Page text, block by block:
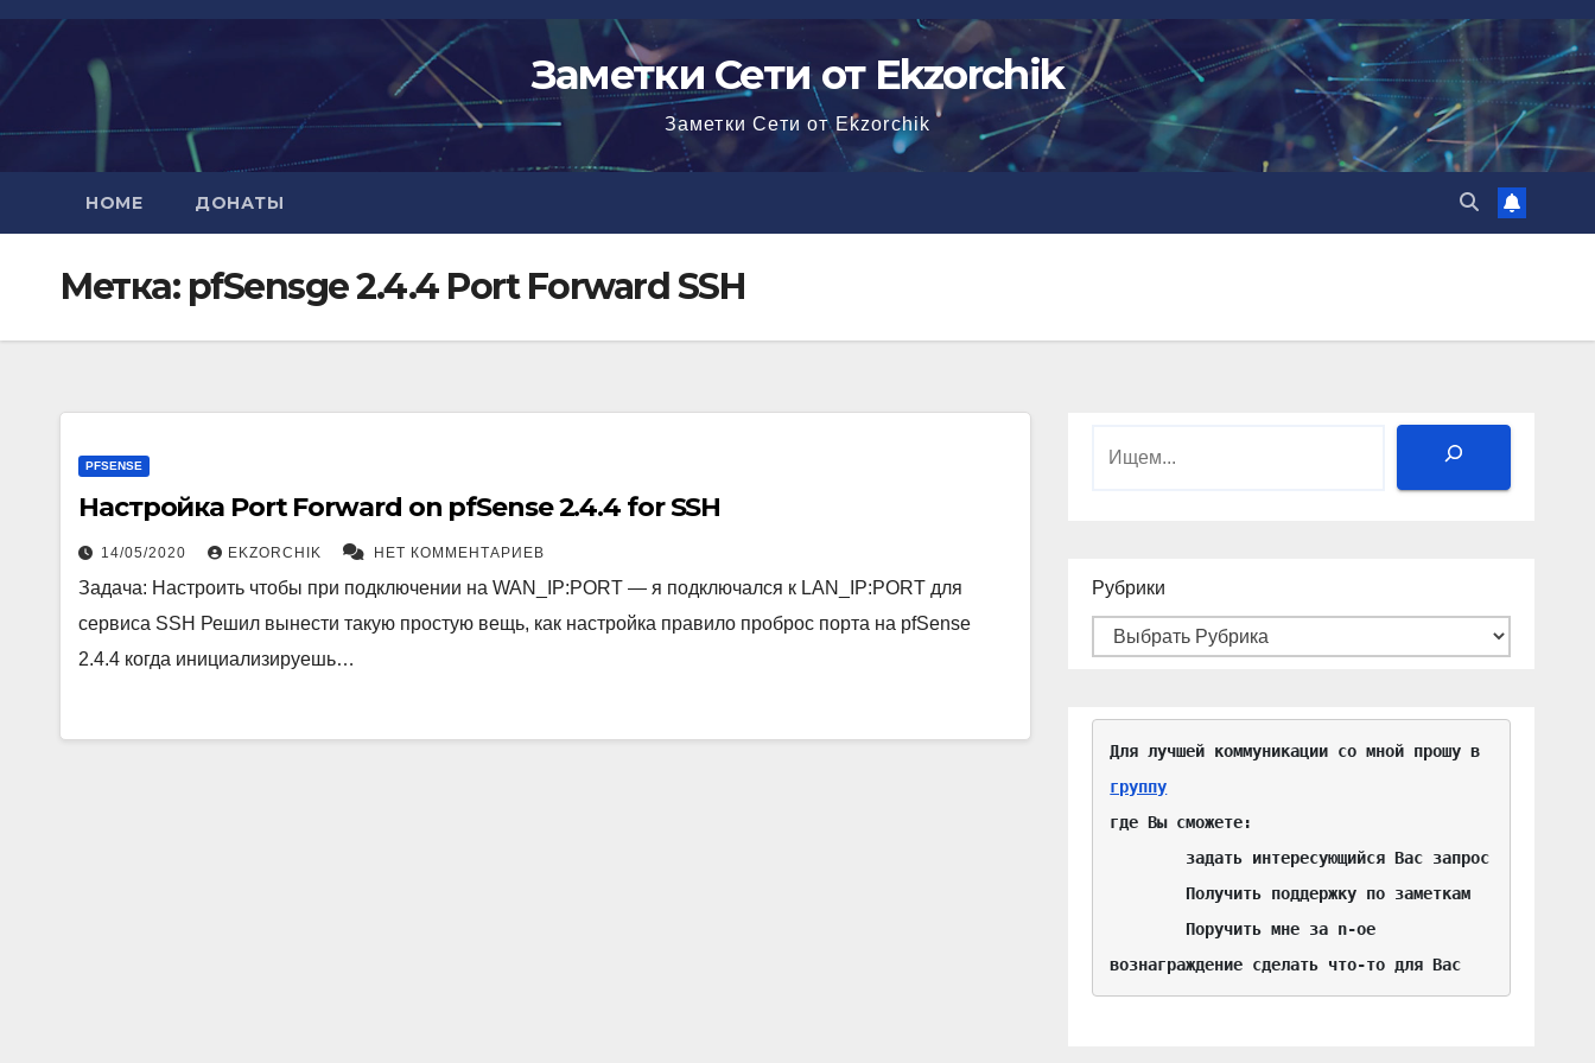
Перейти
содержимому
Заметки Сети от Ekzorchik
Заметки Сети от Ekzorchik
HOME ДОНАТЫ
Метка: pfSensge 2.4.4 Port Forward SSH
PFSENSE
Настройка Port Forward on pfSense 2.4.4 for SSH
14/05/2020 EKZORCHIK НЕТ КОММЕНТАРИЕВ
Задача: Настроить чтобы при подключении на WAN_IP:PORT — я подключался к LAN_IP:PORT для
сервиса SSH Решил вынести такую простую вещь, как настройка правило проброс порта на pfSense
2.4.4 когда инициализируешь…
Поиск
Рубрики
группу
где Вы сможете:
вознаграждение сделать что-то для Вас